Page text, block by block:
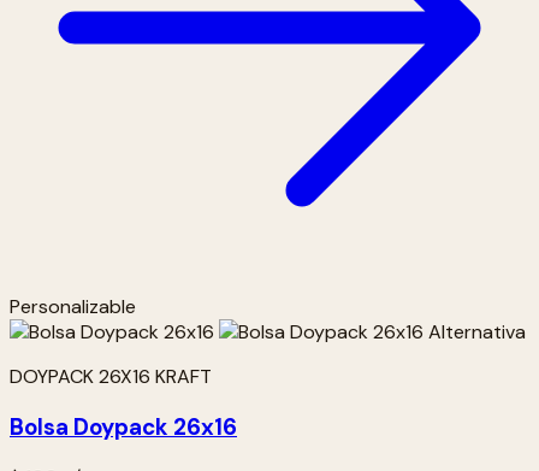
Personalizable
DOYPACK 26X16 KRAFT
Bolsa Doypack 26x16